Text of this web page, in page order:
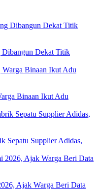
Dibangun Dekat Titik
Binaan Ikut Adu
Sepatu Supplier Adidas,
Ajak Warga Beri Data